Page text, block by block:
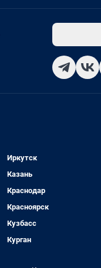
Иркутск
Казань
Краснодар
Красноярск
Кузбасс
Курган